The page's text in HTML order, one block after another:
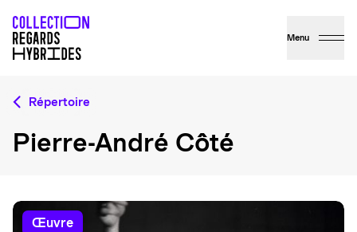
Menu
Répertoire
Pierre-André Côté
œuvre